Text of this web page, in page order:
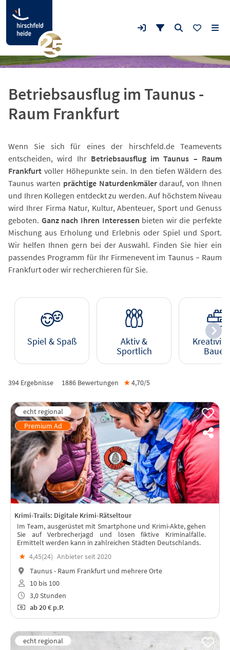
Betriebsausflug im Taunus -
Raum Frankfurt
Wenn Sie sich für eines der hirschfeld.de Teamevents
entscheiden, wird Ihr Betriebsausflug im Taunus – Raum
Frankfurt voller Höhepunkte sein. In den tiefen Wäldern des
Taunus warten prächtige Naturdenkmälerdarauf, von Ihnen
und Ihren Kollegen entdeckt zu werden. Auf höchstem Niveau
wird Ihrer Firma Natur, Kultur, Abenteuer, Sport und Genuss
geboten. Ganz nach Ihren Interessen bieten wir die perfekte
Mischung aus Erholung und Erlebnis oder Spiel und Sport.
Wir helfen Ihnen gern bei der Auswahl. Finden Sie hier ein
passendes Programm für Ihr Firmenevent im Taunus – Raum
Frankfurt oder wir recherchieren für Sie.
Spiel & Spaß
Aktiv &
Sportlich
Bauen
394 Ergebnisse 1886 Bewertungen ★4,70/5
Krimi-Trails: Digitale Krimi-Rätseltour
Im Team, ausgerüstet mit Smartphone und Krimi-Akte, gehen
Sie auf Verbrecherjagd und lösen fiktive Kriminalfälle.
Ermittelt werden kann in zahlreichen Städten Deutschlands.
★ 4,45(24) Anbieter seit 2020
Taunus - Raum Frankfurt und mehrere Orte
10 bis 100
3,0 Stunden
ab20 € p.P.